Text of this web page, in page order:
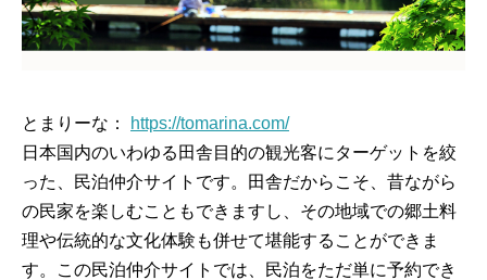
とまりーな：
https://tomarina.com/
日本国内のいわゆる田舎目的の観光客にターゲットを絞
った、民泊仲介サイトです。田舎だからこそ、昔ながら
の民家を楽しむこともできますし、その地域での郷土料
理や伝統的な文化体験も併せて堪能することができま
す。この民泊仲介サイトでは、民泊をただ単に予約でき